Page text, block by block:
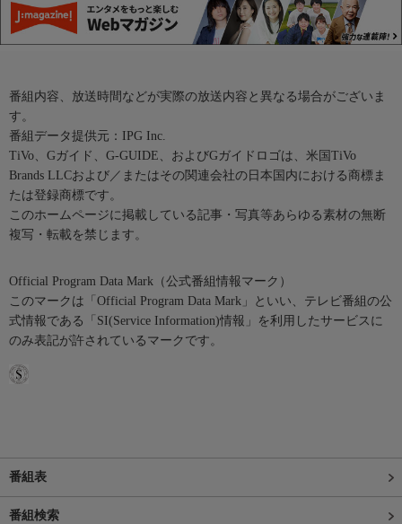
番組内容、放送時間などが実際の放送内容と異なる場合がございま
す。
番組データ提供元：IPG Inc.
TiVo、Gガイド、G-GUIDE、およびGガイドロゴは、米国TiVo
Brands LLCおよび／またはその関連会社の日本国内における商標ま
たは登録商標です。
このホームページに掲載している記事・写真等あらゆる素材の無断
複写・転載を禁じます。
Official Program Data Mark（公式番組情報マーク）
このマークは「Official Program Data Mark」といい、テレビ番組の公
式情報である「SI(Service Information)情報」を利用したサービスに
のみ表記が許されているマークです。
番組表
番組検索